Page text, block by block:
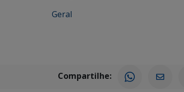
Geral
Compartilhe: